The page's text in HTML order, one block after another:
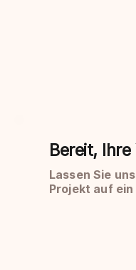
Bereit,
Lassen Sie
Projekt auf ein